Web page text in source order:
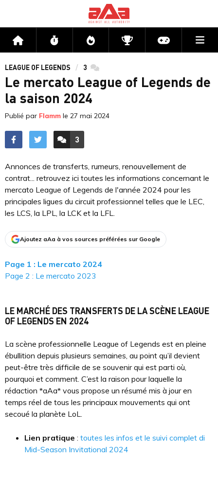
Accueil Flux Directs CompétitionsActu jeux
LEAGUE OF LEGENDS 3 commentaires
Le mercato League of Legends de
la saison 2024
Publié par Flamm le 27 mai 2024
ACCÉDER AUX
3
COMMENTAIRES
Annonces de transferts, rumeurs, renouvellement de
contrat... retrouvez ici toutes les informations concernant le
mercato League of Legends de l'année 2024 pour les
principales ligues du circuit professionnel telles que le LEC,
les LCS, la LPL, la LCK et la LFL.
Ajoutez aAa à vos sources préférées sur Google
Page 1 : Le mercato 2024
Page 2 : Le mercato 2023
LE MARCHÉ DES TRANSFERTS DE LA SCÈNE LEAGUE
OF LEGENDS EN 2024
La scène professionnelle League of Legends est en pleine
ébullition depuis plusieurs semaines, au point qu’il devient
peut-être très difficile de se souvenir qui est parti où,
pourquoi et comment. C’est la raison pour laquelle la
rédaction *aAa* vous propose un résumé mis à jour en
temps réel de tous les principaux mouvements qui ont
secoué la planète LoL.
Lien pratique : toutes les infos et le suivi complet di
Mid-Season Invitational 2024